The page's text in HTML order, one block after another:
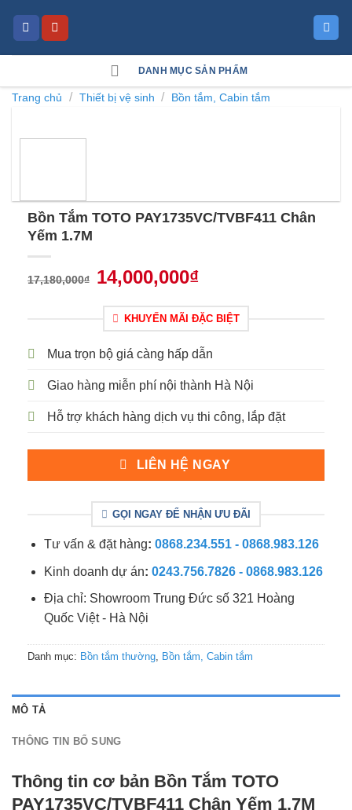
DANH MỤC SẢN PHẨM
Trang chủ / Thiết bị vệ sinh / Bồn tắm, Cabin tắm
Bồn Tắm TOTO PAY1735VC/TVBF411 Chân
Yếm 1.7M
17,180,000₫ 14,000,000₫
KHUYẾN MÃI ĐẶC BIỆT
Mua trọn bộ giá càng hấp dẫn
Giao hàng miễn phí nội thành Hà Nội
Hỗ trợ khách hàng dịch vụ thi công, lắp đặt
LIÊN HỆ NGAY
GỌI NGAY ĐỂ NHẬN ƯU ĐÃI
Tư vấn & đặt hàng: 0868.234.551 - 0868.983.126
Kinh doanh dự án: 0243.756.7826 - 0868.983.126
Địa chỉ: Showroom Trung Đức số 321 Hoàng
Quốc Việt - Hà Nội
Danh mục: Bồn tắm thường, Bồn tắm, Cabin tắm
MÔ TẢ
THÔNG TIN BỔ SUNG
Thông tin cơ bản Bồn Tắm TOTO
PAY1735VC/TVBF411 Chân Yếm 1.7M